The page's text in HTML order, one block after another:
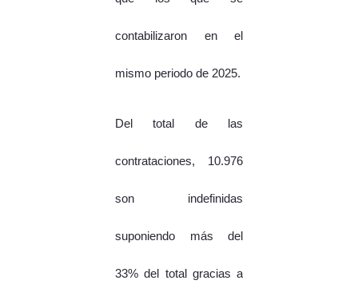
contabilizaron en el
mismo periodo de 2025.
Del total de las
contrataciones, 10.976
son indefinidas
suponiendo más del
33% del total gracias a